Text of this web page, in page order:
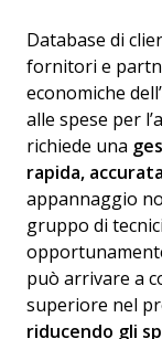
Database di
fornitori e
economiche
alle spese per
richiede una
rapida, accurata
appannaggio
gruppo di
può arrivare a
superiore nel
riducendo gli